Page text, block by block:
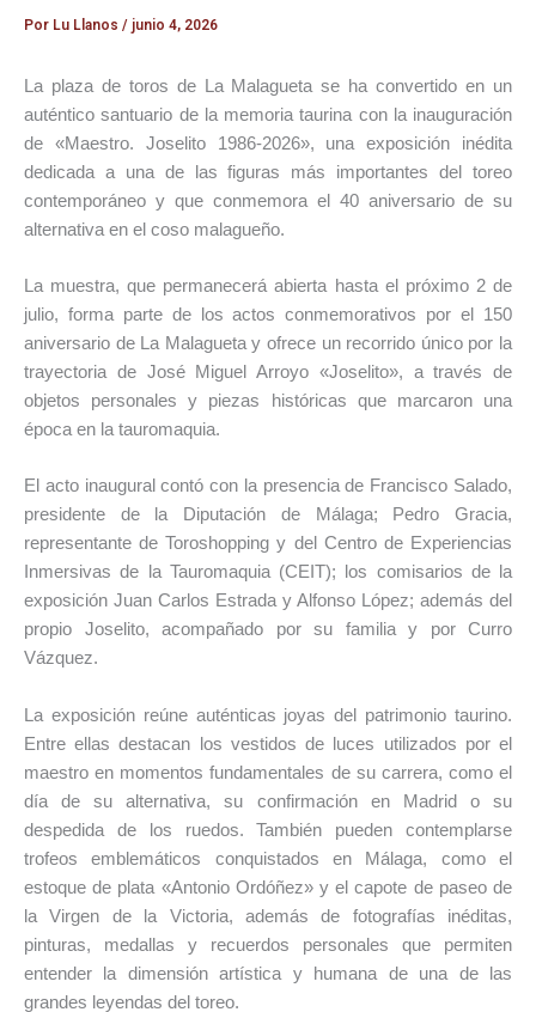
Por Lu Llanos / junio 4, 2026
La plaza de toros de La Malagueta se ha convertido en un
auténtico santuario de la memoria taurina con la inauguración
de «Maestro. Joselito 1986-2026», una exposición inédita
dedicada a una de las figuras más importantes del toreo
contemporáneo y que conmemora el 40 aniversario de su
alternativa en el coso malagueño.
La muestra, que permanecerá abierta hasta el próximo 2 de
julio, forma parte de los actos conmemorativos por el 150
aniversario de La Malagueta y ofrece un recorrido único por la
trayectoria de José Miguel Arroyo «Joselito», a través de
objetos personales y piezas históricas que marcaron una
época en la tauromaquia.
El acto inaugural contó con la presencia de Francisco Salado,
presidente de la Diputación de Málaga; Pedro Gracia,
representante de Toroshopping y del Centro de Experiencias
Inmersivas de la Tauromaquia (CEIT); los comisarios de la
exposición Juan Carlos Estrada y Alfonso López; además del
propio Joselito, acompañado por su familia y por Curro
Vázquez.
La exposición reúne auténticas joyas del patrimonio taurino.
Entre ellas destacan los vestidos de luces utilizados por el
maestro en momentos fundamentales de su carrera, como el
día de su alternativa, su confirmación en Madrid o su
despedida de los ruedos. También pueden contemplarse
trofeos emblemáticos conquistados en Málaga, como el
estoque de plata «Antonio Ordóñez» y el capote de paseo de
la Virgen de la Victoria, además de fotografías inéditas,
pinturas, medallas y recuerdos personales que permiten
entender la dimensión artística y humana de una de las
grandes leyendas del toreo.